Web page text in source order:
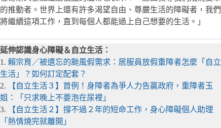
的推動者。世界上還有許多渴望自由、尊嚴生活的障礙者，我們
將繼續這項工作，直到每個人都能過上自己想要的生活。」
延伸認識身心障礙＆自立生活：
1. 賴宗育／被遺忘的颱風假需求：居服員放假重障者怎麼「自立
生活」？如何訂定配套？
2.
【自立生活３】首例！身障者為爭人力告贏政府，重障者玉
姐：「只求晚上不要泡在尿裡」
3.
【自立生活２】撐不過２年的短命工作，身心障礙個人助理
「熱情燒完就離開」